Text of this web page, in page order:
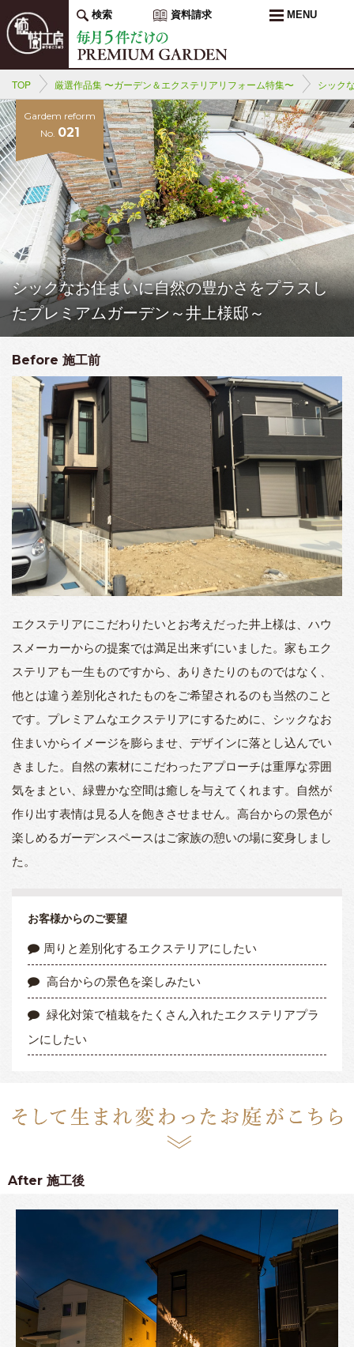
検索 資料請求 MENU
TOP 厳選作品集 〜ガーデン＆エクステリアリフォーム特集〜 シック
Gardem reform
No. 021
シックなお住まいに自然の豊かさをプラスし
たプレミアムガーデン～井上様邸～
Before 施工前
エクステリアにこだわりたいとお考えだった井上様は、ハウ
スメーカーからの提案では満足出来ずにいました。 家もエク
ステリアも一生ものですから、ありきたりのものではなく、
他とは違う差別化されたものをご希望されるのも当然のこと
です。 プレミアムなエクステリアにするために、シックなお
住まいからイメージを膨らませ、デザインに落とし込んでい
きました。 自然の素材にこだわったアプローチは重厚な雰囲
気をまとい、緑豊かな空間は癒しを与えてくれます。 自然が
作り出す表情は見る人を飽きさせません。 高台からの景色が
楽しめるガーデンスペースはご家族の憩いの場に変身しまし
た。
お客様からのご要望
周りと差別化するエクステリアにしたい
高台からの景色を楽しみたい
緑化対策で植栽をたくさん入れたエクステリアプラ
ンにしたい
After 施工後